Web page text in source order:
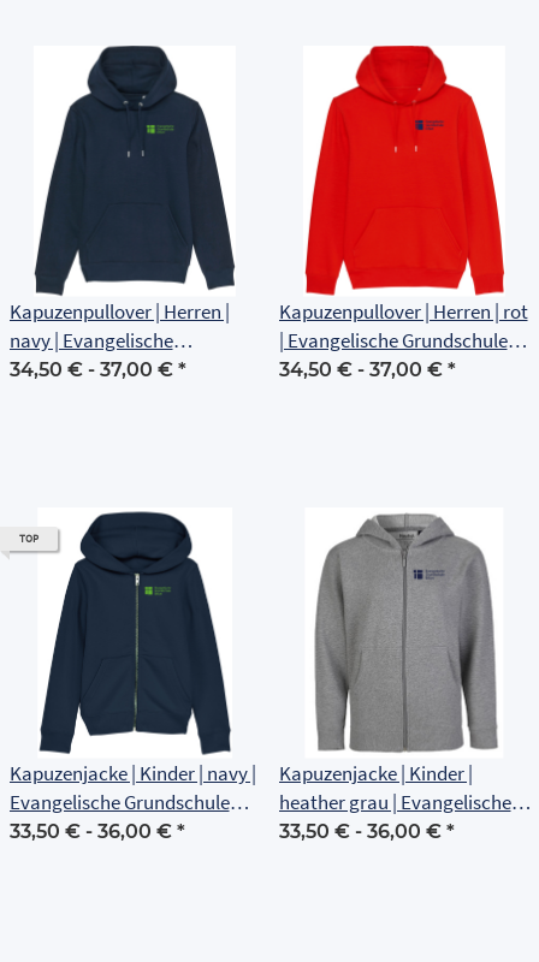
Kapuzenpullover | Herren |
navy | Evangelische
Grundschule Erfurt
34,50 € - 37,00 € *
Kapuzenpullover | Herren | rot
| Evangelische Grundschule
Erfurt
34,50 € - 37,00 € *
TOP
Kapuzenjacke | Kinder | navy |
Evangelische Grundschule
Erfurt
33,50 € - 36,00 € *
Kapuzenjacke | Kinder |
heather grau | Evangelische
Grundschule Erfurt
33,50 € - 36,00 € *